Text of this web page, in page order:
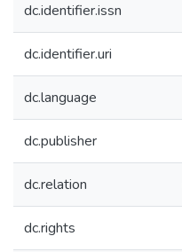
dc.identifier.issn
dc.identifier.uri
dc.language
dc.publisher
dc.relation
dc.rights